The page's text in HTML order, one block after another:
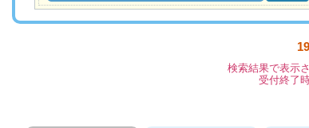
19
検索結果で表示
受付終了